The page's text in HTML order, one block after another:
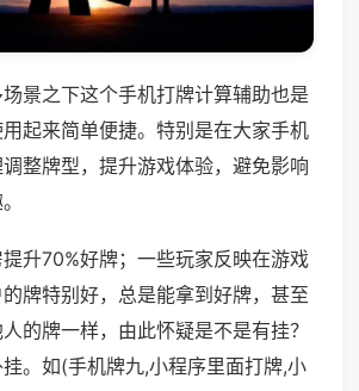
景之下这个手机打牌计算辅助也是
起来简单便捷。特别是在大家手机
整牌型，提升游戏体验，避免影响
升70%好牌；一些玩家反映在游戏
牌特别好，总是能拿到好牌，甚至
的牌一样，由此怀疑是不是有挂？
。如(手机牌九,小程序里面打牌,小